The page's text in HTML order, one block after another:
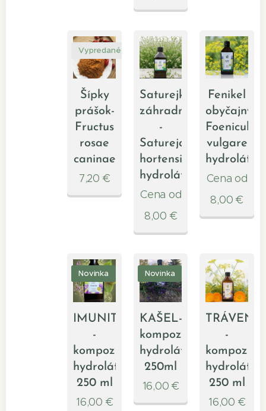
Šípky
prášok-
Fructus
rosae
caninae
Vypredané
7,20 €
Saturejka
záhradná
-
Satureja
hortensis
hydrolát
Cena od
8,00 €
Fenikel
obyčajný
Foeniculum
vulgare
hydrolát
Cena od
8,00 €
IMUNITA
-
kompozícia
hydrolátov
250 ml
Novinka
16,00 €
KAŠEL-
kompozícia
hydrolátov
250ml
Novinka
16,00 €
TRÁVENIE
-
kompozícia
hydrolátov
250 ml
16,00 €